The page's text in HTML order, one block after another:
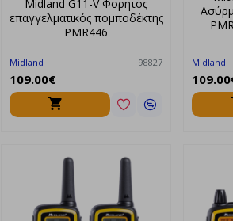
Midland 98827
Midland G11-V Φορητός
επαγγελματικός πομποδέκτης
PMR446
109.00€
Midland